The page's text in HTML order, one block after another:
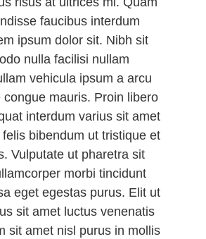
faucibus interdum
ipsum dolor sit. Nibh sit
nulla facilisi nullam
vehicula ipsum a arcu
congue mauris. Proin libero
interdum varius sit amet
bibendum ut tristique et
Vulputate ut pharetra sit
morbi tincidunt
eget egestas purus. Elit ut
sit amet luctus venenatis
sit amet nisl purus in mollis